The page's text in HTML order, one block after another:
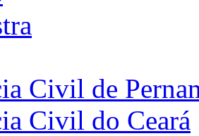
Civil de
Civil do Ceará